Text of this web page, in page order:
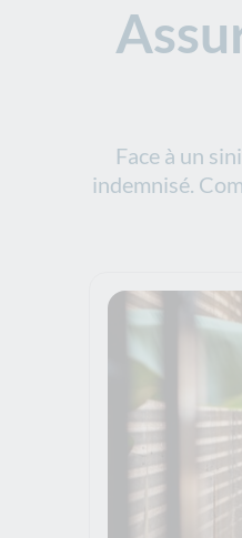
Face à un
indemnisé.